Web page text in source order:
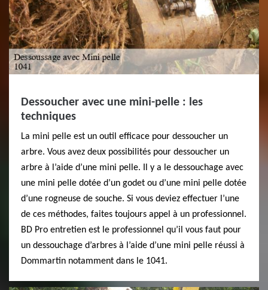
Dessoucher avec une mini-pelle : les
techniques
La mini pelle est un outil efficace pour dessoucher un
arbre. Vous avez deux possibilités pour dessoucher un
arbre à l’aide d’une mini pelle. Il y a le dessouchage avec
une mini pelle dotée d’un godet ou d’une mini pelle dotée
d’une rogneuse de souche. Si vous deviez effectuer l’une
de ces méthodes, faites toujours appel à un professionnel.
BD Pro entretien est le professionnel qu’il vous faut pour
un dessouchage d’arbres à l’aide d’une mini pelle réussi à
Dommartin notamment dans le 1041.